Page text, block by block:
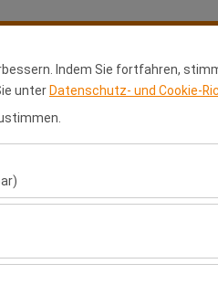
Indem Sie fortfahren,
unter Datenschutz- und Cookie-
Website, die Sicherheit, die
werden.
genutzt wird (Besucherzahl,
um die Leistung der
Franchise-Antrag